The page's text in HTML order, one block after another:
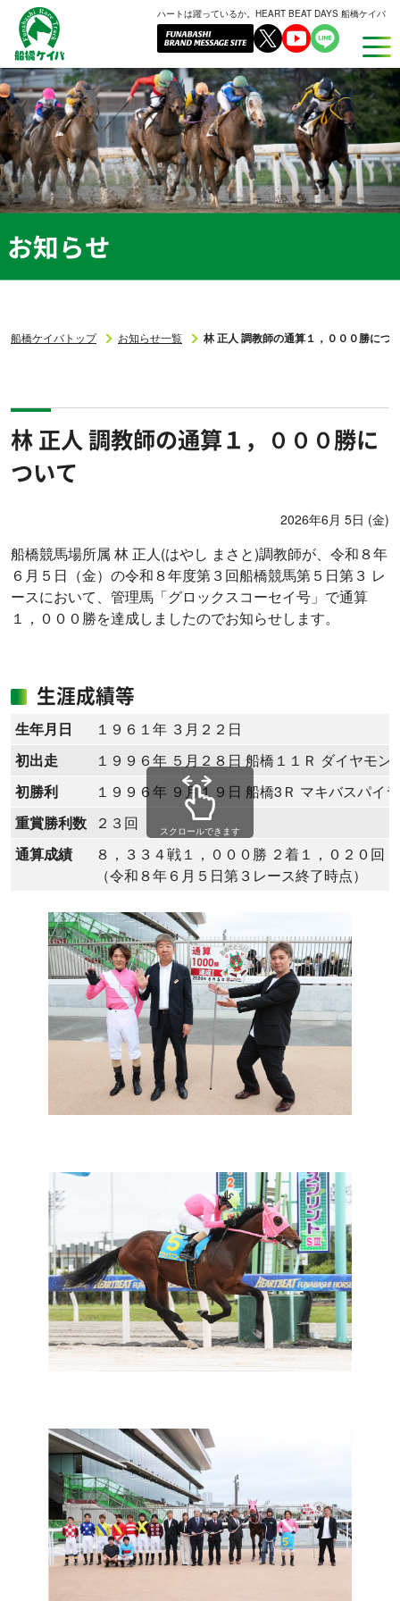
船
橋
ケ
イ
バ
ハートは躍っているか。HEART BEAT DAYS 船橋ケイバ
お知らせ
船橋ケイバトップ お知らせ一覧 林 正人 調教師の通算１，０００勝につ
林 正人 調教師の通算１，０００勝に
ついて
2026年6月 5日 (金)
船橋競馬場所属 林 正人(はやし まさと)調教師が、令和８年
６月５日（金）の令和８年度第３回船橋競馬第５日第３ レ
ースにおいて、管理馬「グロックスコーセイ号」で通算
１，０００勝を達成しましたのでお知らせします。
生涯成績等
生年月日
１９６１年 ３月２２日
初出走
１９９６年 ５月２８日 船橋１１Ｒ ダイヤモン
初勝利
１９９６年 ９月１９日 船橋3Ｒ マキバスパイ
重賞勝利数
２３回
通算成績
８，３３４戦１，０００勝 ２着１，０２０回
（令和８年６月５日第３レース終了時点）
スクロールできます